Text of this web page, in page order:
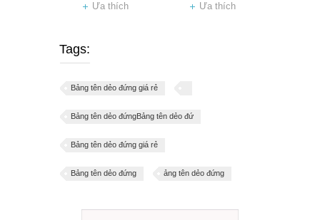
Ưa thích Ưa thích
Tags:
Bảng tên dẻo đứng giá rẻ
Bảng tên dẻo đứngBảng tên dẻo đứ
Bảng tên dẻo đứng giá rẻ
Bảng tên dẻo đứng ảng tên dẻo đứng